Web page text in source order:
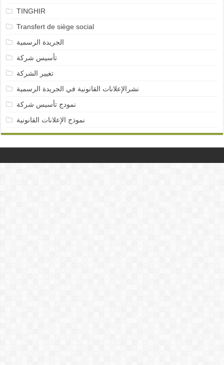
TINGHIR
Transfert de siège social
الجريدة الرسمية
تأسيس شركة
تغيير الشركة
نشرالإعلانات القانونية في الجريدة الرسمية
نمودج تأسيس شركة
نموذج الإعلانات القانونية